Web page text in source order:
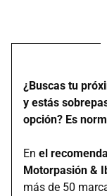
¿Buscas tu
y estás
opción? Es
En el
Motorpasión &
más de 50